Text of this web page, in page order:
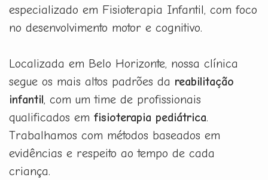
especializado em Fisioterapia Infantil, com foco
no desenvolvimento motor e cognitivo.
Localizada em Belo Horizonte, nossa clínica
segue os mais altos padrões da reabilitação
infantil, com um time de profissionais
qualificados em fisioterapia pediátrica.
Trabalhamos com métodos baseados em
evidências e respeito ao tempo de cada
criança.